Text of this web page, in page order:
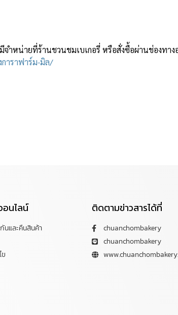
ำหน่ายที่ร้านชวนชมเบเกอรี่ หรือสั่งซื้อผ่านช่องทาง
าราฟาร์ม-มิล/
อนไลน์
นและคืนสินค้า
ติดตามข่าวสารได้ที่
chuanchombakery
chuanchombakery